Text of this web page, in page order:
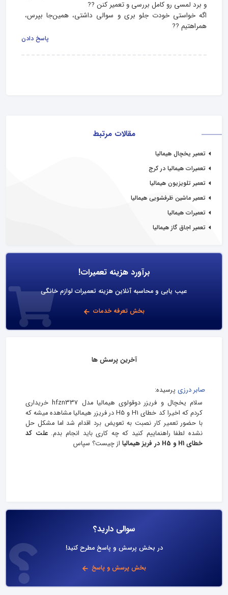
مقالات مرتبط
تعمیر یخچال هیمالیا
تعمیرات هیمالیا در کرج
تعمیر تلویزیون هیمالیا
تعمیر ماشین ظرفشویی هیمالیا
تعمیرات هیمالیا
تعمیر اجاق گاز هیمالیا
برآورد هزینه تعمیرات!
عیب یابی و محاسبه آنلاین هزینه تعمیرات لوازم خانگی
بخش تعرفه خدمات
اگه خواستی خودت جلو بری و سوالی داشتی، همین‌جا بپرس،
همراهتیم ??
پاسخ دادن
آخرین پرسش ها
صابر درزی پرسیده:
سلام یخچال و فریزر دوقولوی هیمالیا مدل hfzn337 خریداری
کردم که اخیرا کد خطای H1 و H5 در فریزر هیمالیا مشاهده میشه که
با حضور تعمیر کار نصبت به تعویض برد اقدام شد اما مشکل حل
نشده لطفا راهنماییم کنید که چه کاری باید انجام بدم.علت کد
خطای H1 و H5 در فریز هیمالیا
از چیست؟ سپاس
سوالی دارید؟
در بخش پرسش و پاسخ مطرح کنید!
بخش پرسش و پاسخ